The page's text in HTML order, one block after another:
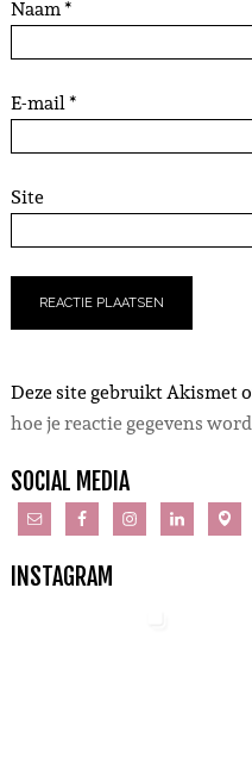
Naam*
E-mail*
Site
Deze site gebruikt Akismet
hoe je reactie gegevens
SOCIAL MEDIA
INSTAGRAM